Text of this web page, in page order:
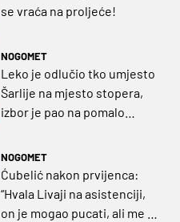
se vraća na proljeće!
NOGOMET
Leko je odlučio tko umjesto
Šarlije na mjesto stopera,
izbor je pao na pomalo
NOGOMET
Ćubelić nakon prvijenca:
“Hvala Livaji na asistenciji,
on je mogao pucati, ali me je